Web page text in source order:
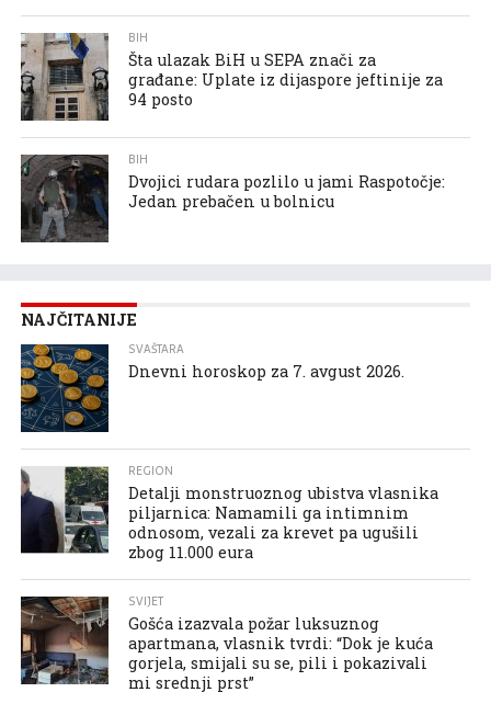
BIH
Šta ulazak BiH u SEPA znači za
građane: Uplate iz dijaspore jeftinije za
94 posto
BIH
Dvojici rudara pozlilo u jami Raspotočje:
Jedan prebačen u bolnicu
NAJČITANIJE
SVAŠTARA
Dnevni horoskop za 7. avgust 2026.
REGION
Detalji monstruoznog ubistva vlasnika
piljarnica: Namamili ga intimnim
odnosom, vezali za krevet pa ugušili
zbog 11.000 eura
SVIJET
Gošća izazvala požar luksuznog
apartmana, vlasnik tvrdi: “Dok je kuća
gorjela, smijali su se, pili i pokazivali
mi srednji prst”